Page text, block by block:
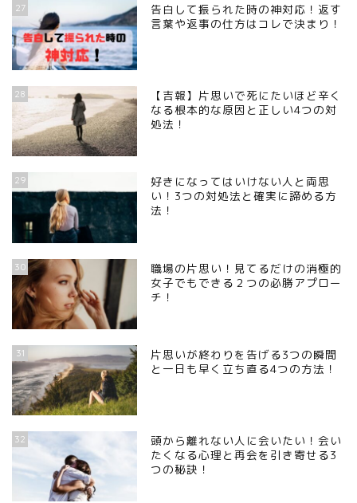
27
告白して振られた時の神対応！返す
言葉や返事の仕方はコレで決まり！
28
【吉報】片思いで死にたいほど辛く
なる根本的な原因と正しい4つの対
処法！
29
好きになってはいけない人と両思
い！3つの対処法と確実に諦める方
法！
30
職場の片思い！見てるだけの消極的
女子でもできる２つの必勝アプロー
チ！
31
片思いが終わりを告げる3つの瞬間
と一日も早く立ち直る4つの方法！
32
頭から離れない人に会いたい！会い
たくなる心理と再会を引き寄せる3
つの秘訣！